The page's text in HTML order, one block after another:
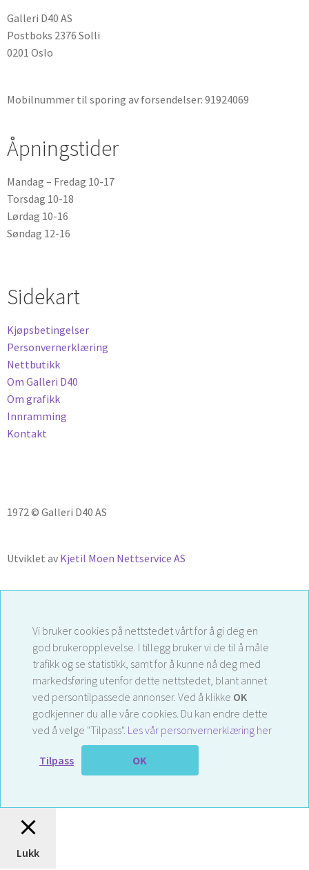
Galleri D40 AS
Postboks 2376 Solli
0201 Oslo
Mobilnummer til sporing av forsendelser: 91924069
Åpningstider
Mandag – Fredag 10-17
Torsdag 10-18
Lørdag 10-16
Søndag 12-16
Sidekart
Kjøpsbetingelser
Personvernerklæring
Nettbutikk
Om Galleri D40
Om grafikk
Innramming
Kontakt
1972 © Galleri D40 AS
Utviklet av Kjetil Moen Nettservice AS
Vi bruker cookies på nettstedet vårt for å gi deg en
god brukeropplevelse. I tillegg bruker vi de til å måle
trafikk og se statistikk, samt for å kunne nå deg med
markedsføring utenfor dette nettstedet, blant annet
ved persontilpassede annonser. Ved å klikke OK
godkjenner du alle våre cookies. Du kan endre dette
ved å velge "Tilpass". Les vår personvernerklæring her
Tilpass OK
Lukk